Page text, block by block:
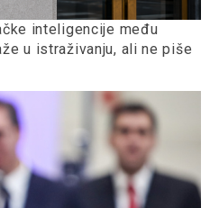
inteligencije među
u istraživanju, ali ne piše